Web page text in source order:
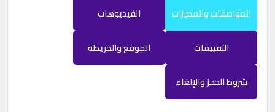
المواصفات والمميزات الفيديوهات
التقييمات الموقع والخريطة
شروط الحجز والإلغاء